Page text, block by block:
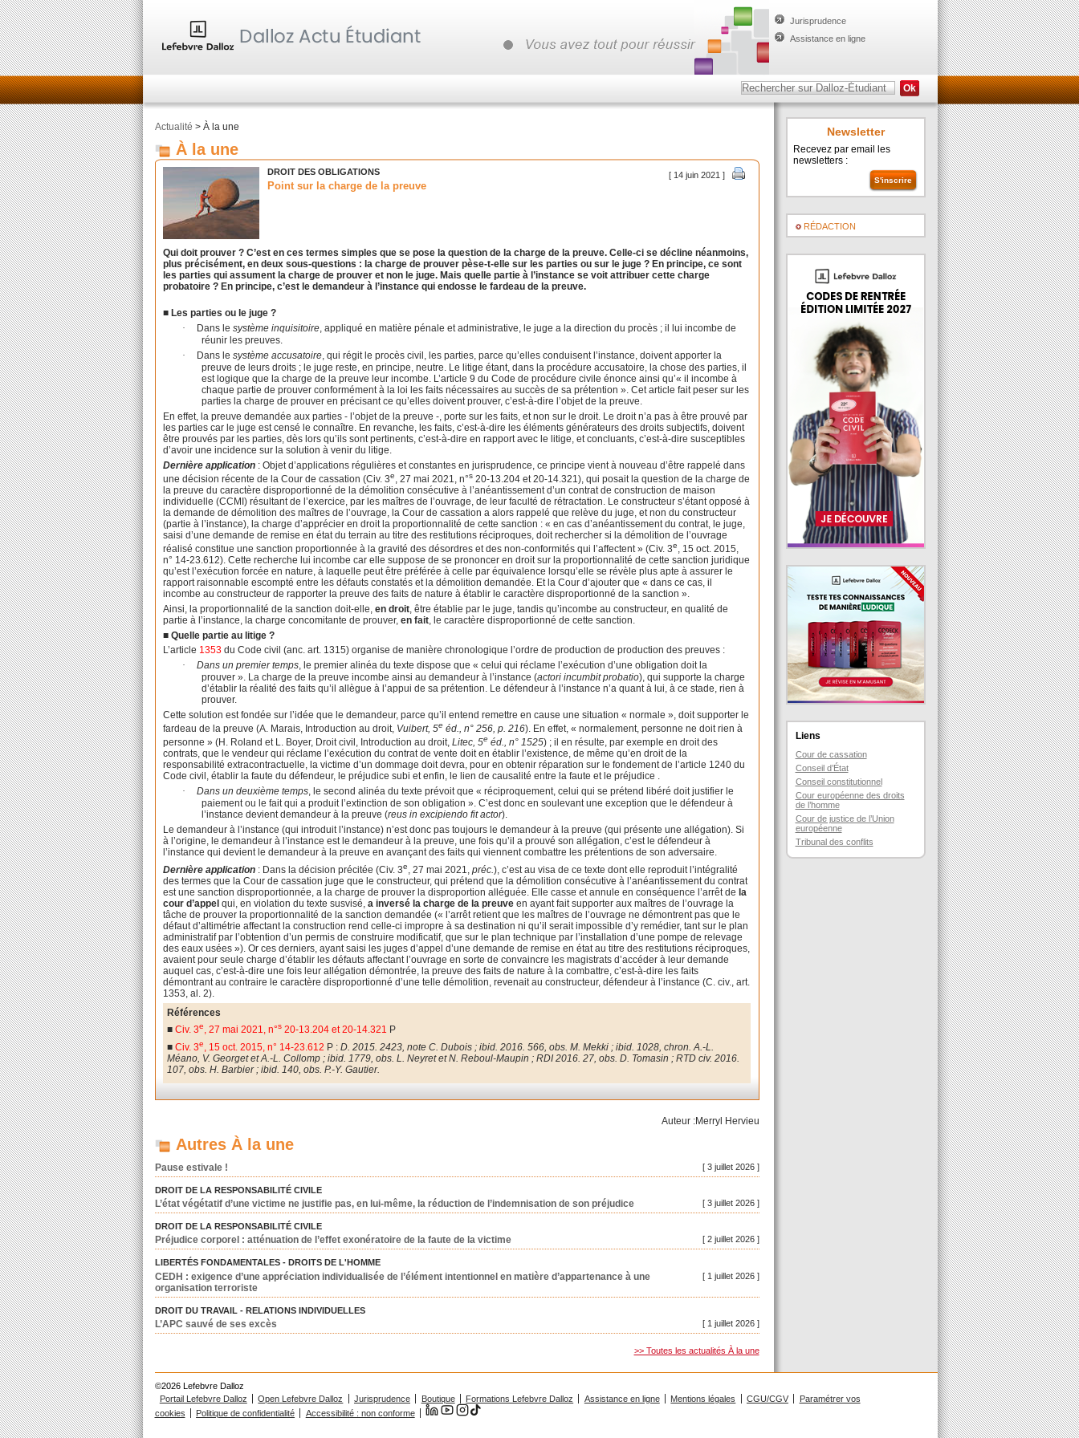
Jurisprudence
Assistance en ligne
Actualité > À la une
À la une
[ 14 juin 2021 ]
DROIT DES OBLIGATIONS
Point sur la charge de la preuve
Qui doit prouver ? C’est en ces termes simples que se pose la question de la charge de la preuve. Celle-ci se décline néanmoins,
plus précisément, en deux sous-questions : la charge de prouver pèse-t-elle sur les parties ou sur le juge ? En principe, ce sont
les parties qui assument la charge de prouver et non le juge. Mais quelle partie à l’instance se voit attribuer cette charge
probatoire ? En principe, c’est le demandeur à l’instance qui endosse le fardeau de la preuve.
■ Les parties ou le juge ?
·
Dans lesystème inquisitoire, appliqué en matière pénale et administrative, le juge a la direction du procès ; il lui incombe de
réunir les preuves.
·
Dans lesystème accusatoire, qui régit le procès civil, les parties, parce qu’elles conduisent l’instance, doivent apporter la
preuve de leurs droits ; le juge reste, en principe, neutre. Le litige étant, dans la procédure accusatoire, la chose des parties, il
est logique que la charge de la preuve leur incombe. L’article 9 du Code de procédure civile énonce ainsi qu’« il incombe à
chaque partie de prouver conformément à la loi les faits nécessaires au succès de sa prétention ». Cet article fait peser sur les
parties la charge de prouver en précisant ce qu’elles doivent prouver, c’est-à-dire l’objet de la preuve.
En effet, la preuve demandée aux parties - l’objet de la preuve -, porte sur les faits, et non sur le droit. Le droit n’a pas à être prouvé par
les parties car le juge est censé le connaître. En revanche, les faits, c’est-à-dire les éléments générateurs des droits subjectifs, doivent
être prouvés par les parties, dès lors qu’ils sont pertinents, c’est-à-dire en rapport avec le litige, et concluants, c’est-à-dire susceptibles
d’avoir une incidence sur la solution à venir du litige.
Dernière application : Objet d’applications régulières et constantes en jurisprudence, ce principe vient à nouveau d’être rappelé dans
une décision récente de la Cour de cassation (Civ. 3e, 27 mai 2021, n°s 20-13.204 et 20-14.321), qui posait la question de la charge de
la preuve du caractère disproportionné de la démolition consécutive à l’anéantissement d’un contrat de construction de maison
individuelle (CCMI) résultant de l’exercice, par les maîtres de l’ouvrage, de leur faculté de rétractation. Le constructeur s’étant opposé à
la demande de démolition des maîtres de l’ouvrage, la Cour de cassation a alors rappelé que relève du juge, et non du constructeur
(partie à l’instance), la charge d’apprécier en droit la proportionnalité de cette sanction : « en cas d’anéantissement du contrat, le juge,
saisi d’une demande de remise en état du terrain au titre des restitutions réciproques, doit rechercher si la démolition de l’ouvrage
réalisé constitue une sanction proportionnée à la gravité des désordres et des non-conformités qui l’affectent » (Civ. 3e, 15 oct. 2015,
n° 14-23.612). Cette recherche lui incombe car elle suppose de se prononcer en droit sur la proportionnalité de cette sanction juridique
qu’est l’exécution forcée en nature, à laquelle peut être préférée à celle par équivalence lorsqu’elle se révèle plus apte à assurer le
rapport raisonnable escompté entre les défauts constatés et la démolition demandée. Et la Cour d’ajouter que « dans ce cas, il
incombe au constructeur de rapporter la preuve des faits de nature à établir le caractère disproportionné de la sanction ».
Ainsi, la proportionnalité de la sanction doit-elle,en droit , être établie par le juge, tandis qu’incombe au constructeur, en qualité de
partie à l’instance, la charge concomitante de prouver,en fait , le caractère disproportionné de cette sanction.
■ Quelle partie au litige ?
L’article 1353 du Code civil (anc. art. 1315) organise de manière chronologique l’ordre de production de production des preuves :
·
Dans un premier temps, le premier alinéa du texte dispose que « celui qui réclame l’exécution d’une obligation doit la
prouver ». La charge de la preuve incombe ainsi au demandeur à l’instance (actori incumbit probatio), qui supporte la charge
d’établir la réalité des faits qu’il allègue à l’appui de sa prétention. Le défendeur à l’instance n’a quant à lui, à ce stade, rien à
prouver.
Cette solution est fondée sur l’idée que le demandeur, parce qu’il entend remettre en cause une situation « normale », doit supporter le
fardeau de la preuve (A. Marais, Introduction au droit, Vuibert, 5e éd., n° 256, p. 216). En effet, « normalement, personne ne doit rien à
personne » (H. Roland et L. Boyer, Droit civil, Introduction au droit,Litec, 5e éd., n° 1525) ; il en résulte, par exemple en droit des
contrats, que le vendeur qui réclame l’exécution du contrat de vente doit en établir l’existence, de même qu’en droit de la
responsabilité extracontractuelle, la victime d’un dommage doit devra, pour en obtenir réparation sur le fondement de l’article 1240 du
Code civil, établir la faute du défendeur, le préjudice subi et enfin, le lien de causalité entre la faute et le préjudice .
·
Dans un deuxième temps, le second alinéa du texte prévoit que « réciproquement, celui qui se prétend libéré doit justifier le
paiement ou le fait qui a produit l’extinction de son obligation ». C’est donc en soulevant une exception que le défendeur à
l’instance devient demandeur à la preuve (reus in excipiendo fit actor).
Le demandeur à l’instance (qui introduit l’instance) n’est donc pas toujours le demandeur à la preuve (qui présente une allégation). Si
à l’origine, le demandeur à l’instance est le demandeur à la preuve, une fois qu’il a prouvé son allégation, c’est le défendeur à
l’instance qui devient le demandeur à la preuve en avançant des faits qui viennent combattre les prétentions de son adversaire.
Dernière application : Dans la décision précitée (Civ. 3e , 27 mai 2021,préc.), c’est au visa de ce texte dont elle reproduit l’intégralité
des termes que la Cour de cassation juge que le constructeur, qui prétend que la démolition consécutive à l’anéantissement du contrat
est une sanction disproportionnée, a la charge de prouver la disproportion alléguée. Elle casse et annule en conséquence l’arrêt dela
cour d’appel qui, en violation du texte susvisé,a inversé la charge de la preuve en ayant fait supporter aux maîtres de l’ouvrage la
tâche de prouver la proportionnalité de la sanction demandée (« l’arrêt retient que les maîtres de l’ouvrage ne démontrent pas que le
défaut d’altimétrie affectant la construction rend celle-ci impropre à sa destination ni qu’il serait impossible d’y remédier, tant sur le plan
administratif par l’obtention d’un permis de construire modificatif, que sur le plan technique par l’installation d’une pompe de relevage
des eaux usées »). Or ces derniers, ayant saisi les juges d’appel d’une demande de remise en état au titre des restitutions réciproques,
avaient pour seule charge d’établir les défauts affectant l’ouvrage en sorte de convaincre les magistrats d’accéder à leur demande
auquel cas, c’est-à-dire une fois leur allégation démontrée, la preuve des faits de nature à la combattre, c’est-à-dire les faits
démontrant au contraire le caractère disproportionné d’une telle démolition, revenait au constructeur, défendeur à l’instance (C. civ., art.
1353, al. 2).
Références
■Civ. 3e, 27 mai 2021, n°s 20-13.204 et 20-14.321 P
■Civ. 3e, 15 oct. 2015, n° 14-23.612 P :D. 2015. 2423, note C. Dubois ; ibid. 2016. 566, obs. M. Mekki ; ibid. 1028, chron. A.-L.
Méano, V. Georget et A.-L. Collomp ; ibid. 1779, obs. L. Neyret et N. Reboul-Maupin ; RDI 2016. 27, obs. D. Tomasin ; RTD civ. 2016.
107, obs. H. Barbier ; ibid. 140, obs. P.-Y. Gautier.
Auteur :Merryl Hervieu
Autres À la une
[ 3 juillet 2026 ]
Pause estivale !
DROIT DE LA RESPONSABILITÉ CIVILE
[ 3 juillet 2026 ]
L’état végétatif d’une victime ne justifie pas, en lui-même, la réduction de l’indemnisation de son préjudice
DROIT DE LA RESPONSABILITÉ CIVILE
[ 2 juillet 2026 ]
Préjudice corporel : atténuation de l’effet exonératoire de la faute de la victime
LIBERTÉS FONDAMENTALES - DROITS DE L'HOMME
[ 1 juillet 2026 ]
CEDH : exigence d’une appréciation individualisée de l’élément intentionnel en matière d’appartenance à une
organisation terroriste
DROIT DU TRAVAIL - RELATIONS INDIVIDUELLES
[ 1 juillet 2026 ]
L’APC sauvé de ses excès
>> Toutes les actualités À la une
Newsletter
Recevez par email les
newsletters :
RÉDACTION
Liens
Cour de cassation
Conseil d’État
Conseil constitutionnel
Cour européenne des droits
de l’homme
Cour de justice de l’Union
européenne
Tribunal des conflits
©2026 Lefebvre Dalloz
Portail Lefebvre Dalloz
Open Lefebvre Dalloz Jurisprudence Boutique Formations Lefebvre Dalloz Assistance en ligne Mentions légales CGU/CGV
Paramétrer vos
cookies
Politique de confidentialité Accessibilité : non conforme